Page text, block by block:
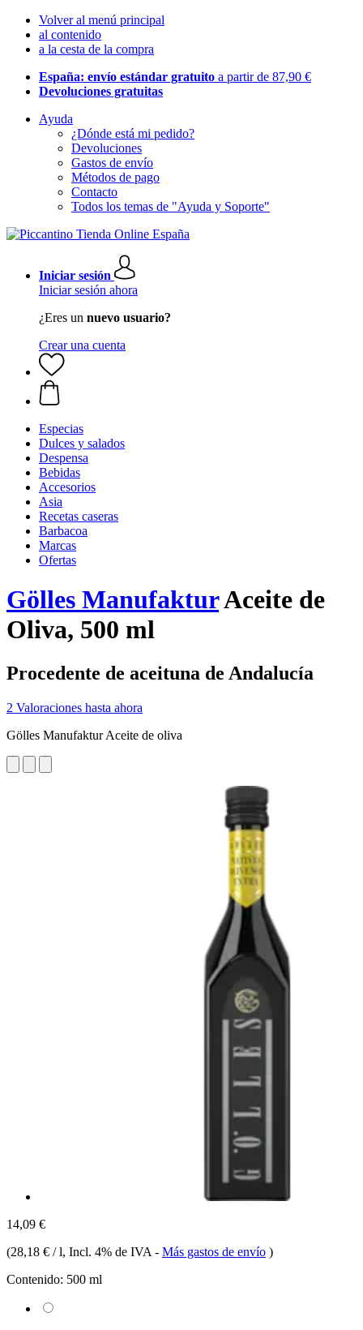
Volver al menú principal
al contenido
a la cesta de la compra
España: envío estándar gratuito a partir de 87,90 €
Devoluciones gratuitas
Ayuda
¿Dónde está mi pedido?
Devoluciones
Gastos de envío
Métodos de pago
Contacto
Todos los temas de "Ayuda y Soporte"
Iniciar sesión
Iniciar sesión ahora
¿Eres un nuevo usuario?
Crear una cuenta
Especias
Dulces y salados
Despensa
Bebidas
Accesorios
Asia
Recetas caseras
Barbacoa
Marcas
Ofertas
Gölles ManufakturAceite de
Oliva, 500 ml
Procedente de aceituna de Andalucía
2 Valoraciones hasta ahora
Gölles Manufaktur Aceite de oliva
14,09 €
(28,18 € / l, Incl. 4% de IVA - Más gastos de envío )
Contenido: 500 ml